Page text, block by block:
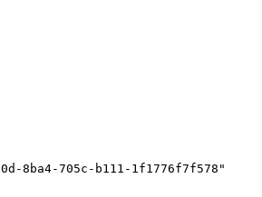
8ba4-705c-b111-1f1776f7f578"